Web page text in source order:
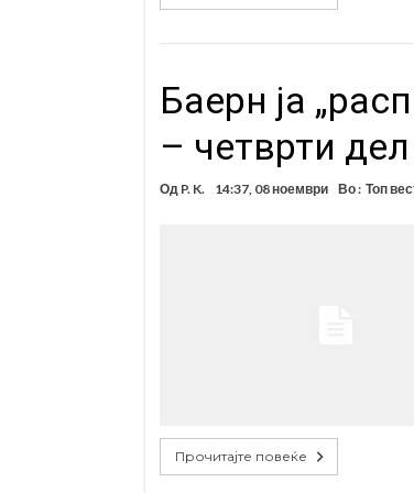
Баерн ја
– четврти дел
Од P. K. 14:37, 08 ноември Во : Топ
Прочитајте повеќе